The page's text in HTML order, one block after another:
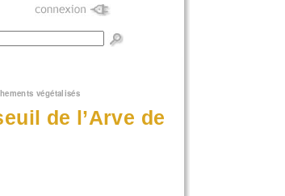
végétalisés
de l’Arve de